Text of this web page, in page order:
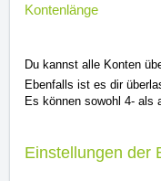
Kontenlänge
Du kannst alle Konten
Ebenfalls ist es dir
Es können sowohl 4- als
Einstellungen der